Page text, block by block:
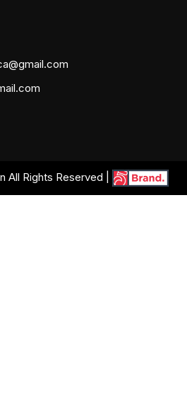
All Rights Reserved |